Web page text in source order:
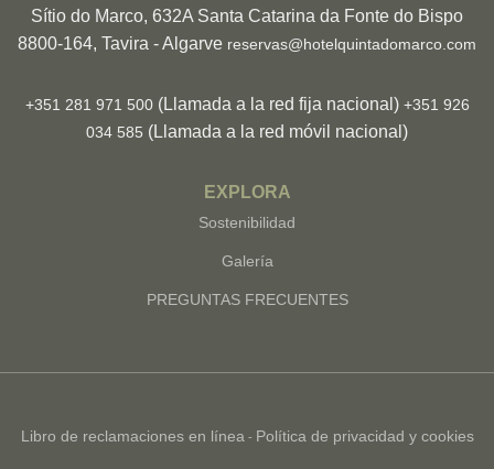
Sítio do Marco, 632A Santa Catarina da Fonte do Bispo
8800-164, Tavira - Algarve reservas@hotelquintadomarco.com
+351 281 971 500(Llamada a la red fija nacional) +351 926
034 585 (Llamada a la red móvil nacional)
EXPLORA
Sostenibilidad
Galería
PREGUNTAS FRECUENTES
Libro de reclamaciones en línea - Política de privacidad y cookies